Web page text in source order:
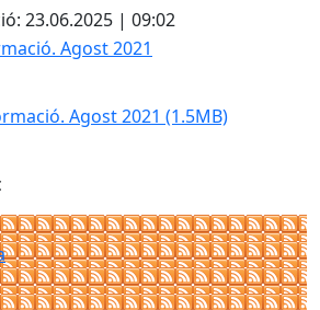
23.06.2025 | 09:02
Agost 2021
Agost 2021 (1.5MB)